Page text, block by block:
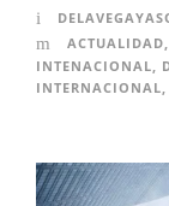
ACTUALIDAD,
INTENACIONAL,
INTERNACIONAL,